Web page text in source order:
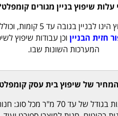
עלות שיפוץ בניין מגורים
לבניין בגובה עד 5 קומות, וכולל
חזית הבנייןוכן עבודות שיפוץ
המערכות השונות שבו.
של שיפוץ בית עסק
במקרה של חנות בגודל של עד 70